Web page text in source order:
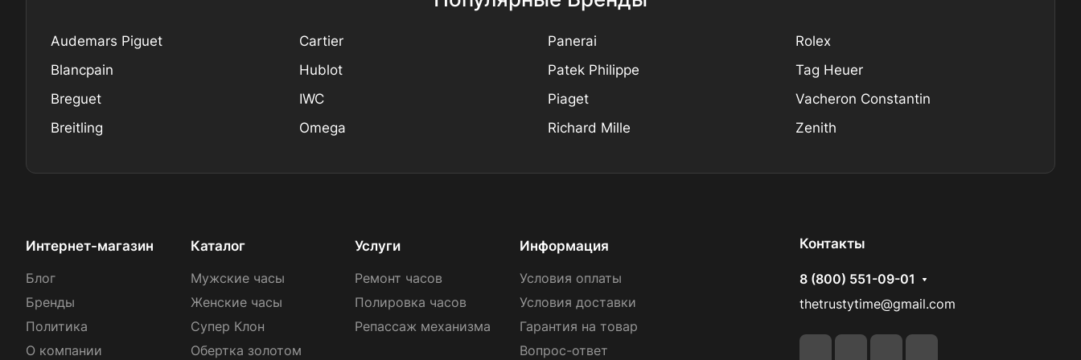
Audemars Piguet
Blancpain
Breguet
Breitling
Cartier
Hublot
IWC
Omega
Panerai
Patek Philippe
Piaget
Richard Mille
Rolex
Tag Heuer
Vacheron Constantin
Zenith
Интернет-магазин
Блог
Бренды
Политика
О компании
Каталог
Мужские часы
Женские часы
Супер Клон
Обертка золотом
Услуги
Ремонт часов
Полировка часов
Репассаж механизма
Информация
Условия оплаты
Условия доставки
Гарантия на товар
Вопрос-ответ
Контакты
8 (800) 551-09-01
thetrustytime@gmail.com